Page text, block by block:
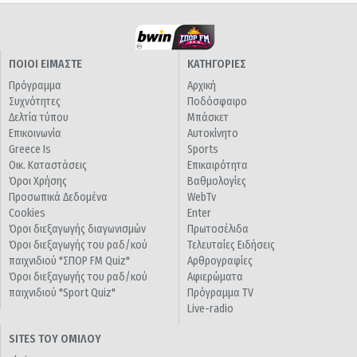
ΠΟΙΟΙ ΕΙΜΑΣΤΕ
Πρόγραμμα
Συχνότητες
Δελτία τύπου
Επικοινωνία
Greece Is
Οικ. Καταστάσεις
Όροι Χρήσης
Προσωπικά Δεδομένα
Cookies
Όροι διεξαγωγής διαγωνισμών
Όροι διεξαγωγής του ραδ/κού
παιχνιδιού "ΣΠΟΡ FM Quiz"
Όροι διεξαγωγής του ραδ/κού
παιχνιδιού "Sport Quiz"
ΚΑΤΗΓΟΡΙΕΣ
Αρχική
Ποδόσφαιρο
Μπάσκετ
Αυτοκίνητο
Sports
Επικαιρότητα
Βαθμολογίες
WebTv
Enter
Πρωτοσέλιδα
Τελευταίες Ειδήσεις
Αρθρογραφίες
Αφιερώματα
Πρόγραμμα TV
Live-radio
SITES ΤΟΥ ΟΜΙΛΟΥ